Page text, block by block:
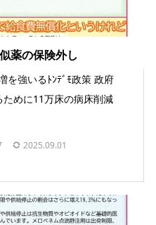
薬の保険外し
を強いるﾄﾝﾃﾞﾓ政策 政府
めに11万床の病床削減
2025.09.01